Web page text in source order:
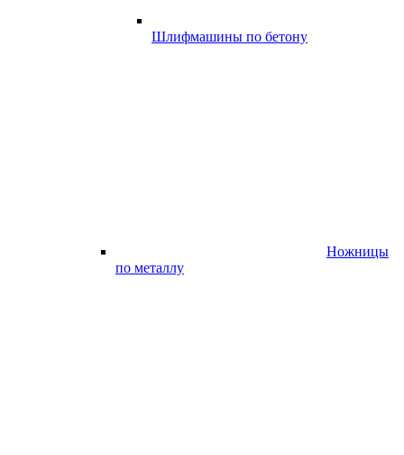
Шлифмашины по бетону
Ножницы
по металлу